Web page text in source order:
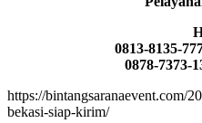
0813-8135-
0878-7373-
https://bintangsaranaevent.com/
bekasi-siap-kirim/